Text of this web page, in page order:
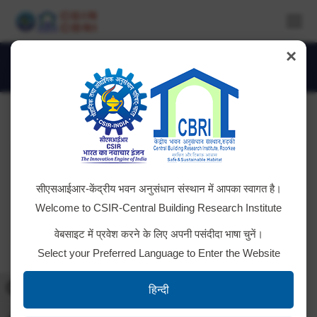
300-0097_IMG
You are here:
×
सीएसआईआर-केंद्रीय भवन अनुसंधान संस्थान में आपका स्वागत है।
Welcome to CSIR-Central Building Research Institute
वेबसाइट में प्रवेश करने के लिए अपनी पसंदीदा भाषा चुनें।
Select your Preferred Language to Enter the Website
हिन्दी